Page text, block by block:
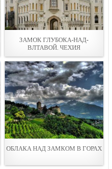
ЗАМОК ГЛУБОКА-НАД-
ВЛТАВОЙ. ЧЕХИЯ
ОБЛАКА НАД ЗАМКОМ В ГОРАХ